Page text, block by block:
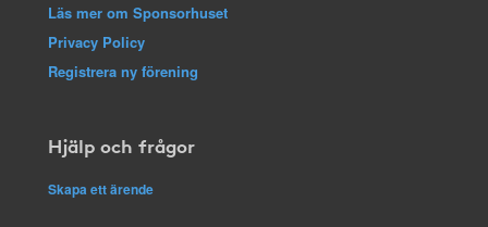
Läs mer om Sponsorhuset
Privacy Policy
Registrera ny förening
Hjälp och frågor
Skapa ett ärende